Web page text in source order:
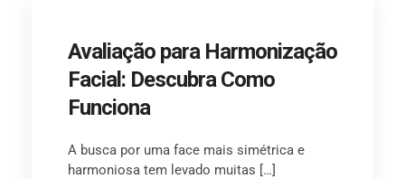
Avaliação para Harmonização
Facial: Descubra Como
Funciona
A busca por uma face mais simétrica e
harmoniosa tem levado muitas […]